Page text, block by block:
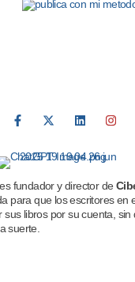
es fundador y director de
para que los escritores en
sus libros por su cuenta,
suerte.